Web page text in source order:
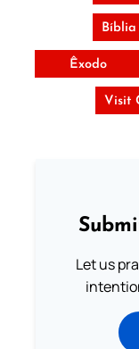
Bíblia
Êxodo
Visit
Let us